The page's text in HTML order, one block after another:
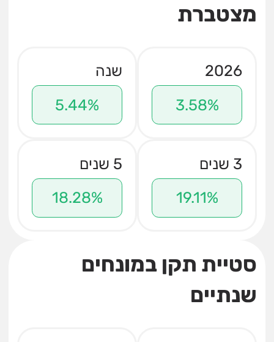
מצטברת
2026
3.58%
שנה
5.44%
3 שנים
19.11%
5 שנים
18.28%
סטיית תקן במונחים
שנתיים